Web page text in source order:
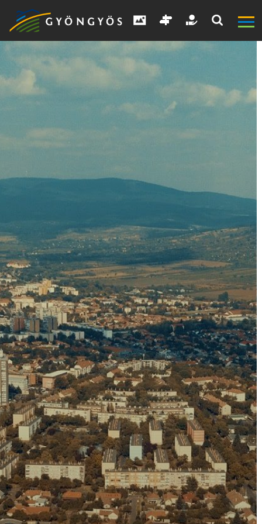
VÁROS
GYÖNGYÖS
VÁROS
ÉRTÉKTÁRA
VÁROSUNKRÓL
LAKOSSÁGI
INFORMÁCIÓK
HASZNOS
KVÍZ
A